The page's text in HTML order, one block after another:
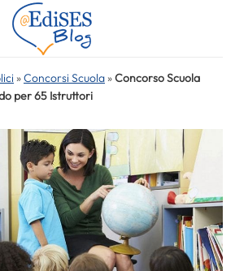
»Concorsi Scuola »Concorso Scuola
per 65 Istruttori